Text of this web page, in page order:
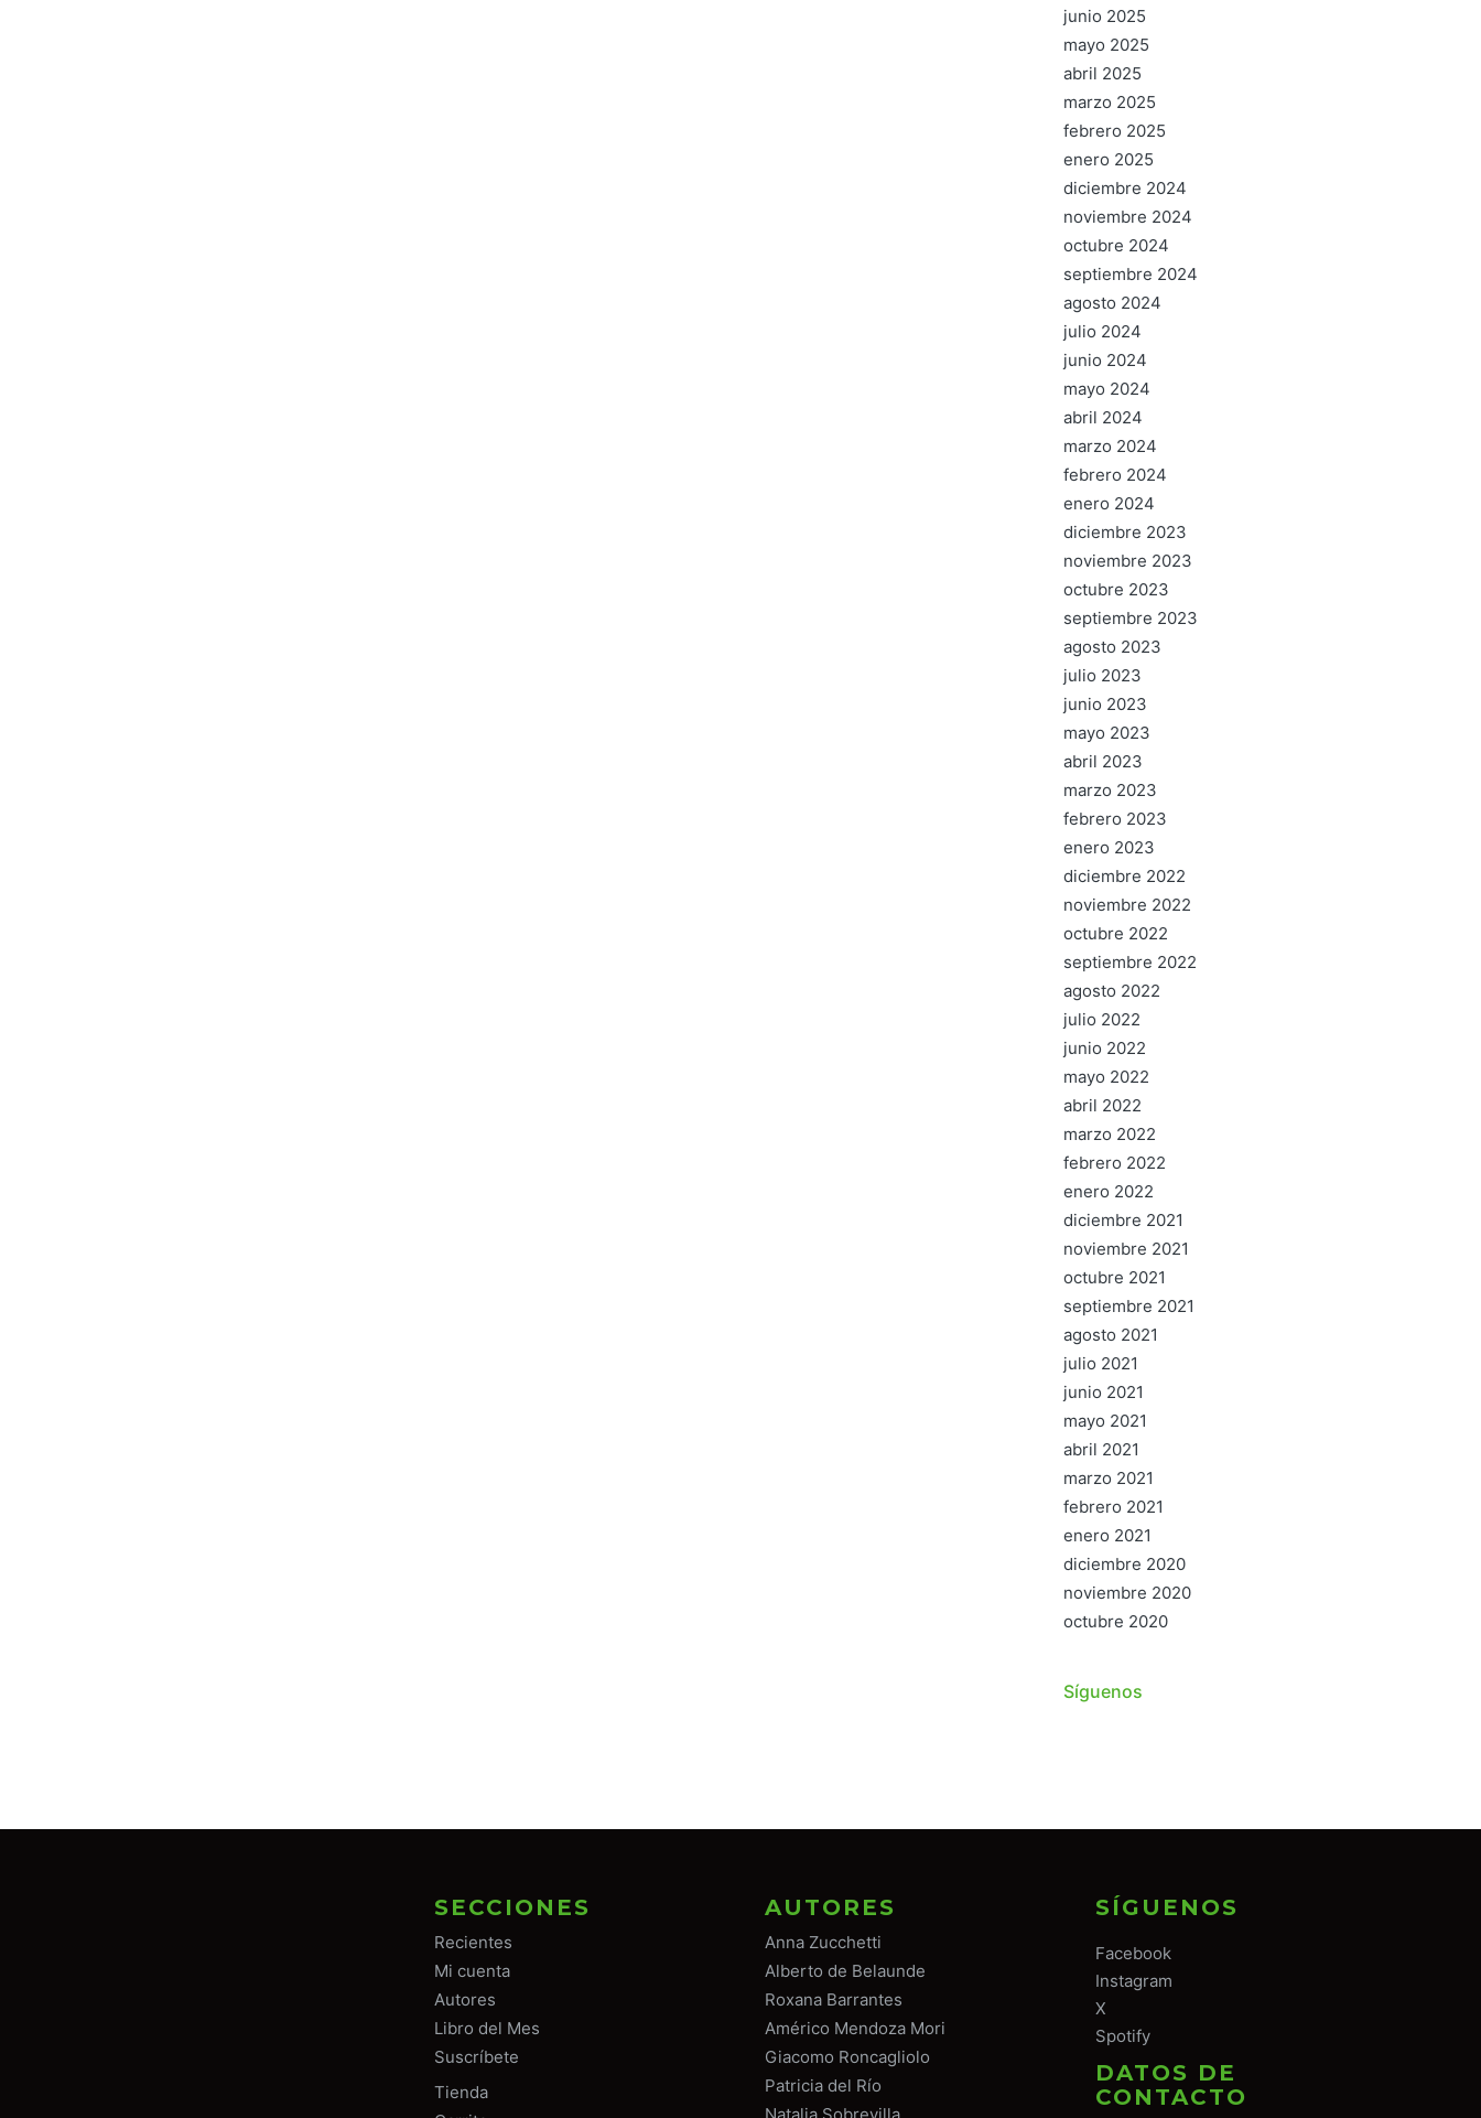
junio 2025
mayo 2025
abril 2025
marzo 2025
febrero 2025
enero 2025
diciembre 2024
noviembre 2024
octubre 2024
septiembre 2024
agosto 2024
julio 2024
junio 2024
mayo 2024
abril 2024
marzo 2024
febrero 2024
enero 2024
diciembre 2023
noviembre 2023
octubre 2023
septiembre 2023
agosto 2023
julio 2023
junio 2023
mayo 2023
abril 2023
marzo 2023
febrero 2023
enero 2023
diciembre 2022
noviembre 2022
octubre 2022
septiembre 2022
agosto 2022
julio 2022
junio 2022
mayo 2022
abril 2022
marzo 2022
febrero 2022
enero 2022
diciembre 2021
noviembre 2021
octubre 2021
septiembre 2021
agosto 2021
julio 2021
junio 2021
mayo 2021
abril 2021
marzo 2021
febrero 2021
enero 2021
diciembre 2020
noviembre 2020
octubre 2020
Síguenos
SECCIONES
Recientes
Mi cuenta
Autores
Libro del Mes
Suscríbete
Tienda
AUTORES
Anna Zucchetti
Alberto de Belaunde
Roxana Barrantes
Américo Mendoza Mori
Giacomo Roncagliolo
Patricia del Río
SÍGUENOS
Facebook
Instagram
X
Spotify
DATOS DE
CONTACTO